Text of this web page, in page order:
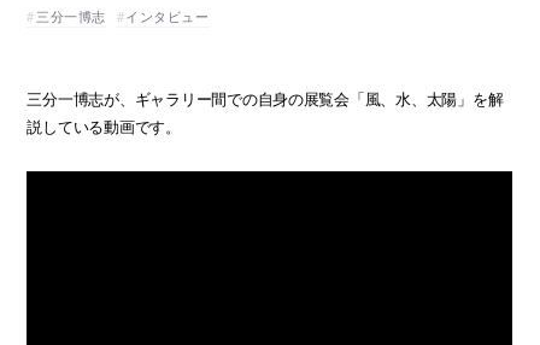
三分一博志
インタビュー
三分一博志が、ギャラリー間での自身の展覧会「風、水、太陽」を解
説している動画です。